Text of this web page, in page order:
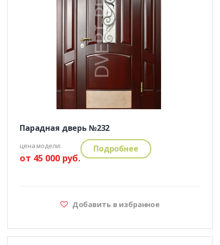
Парадная дверь №232
цена модели:
от 45 000 руб.
Подробнее
Добавить в избранное